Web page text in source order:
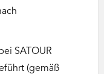
SATOUR
(gemäß